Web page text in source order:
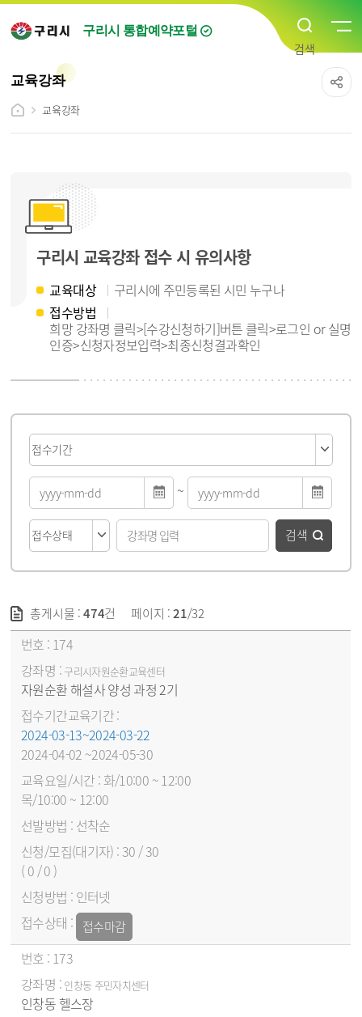
구리시 통합예약포털
교육강좌
교육강좌
구리시 교육강좌 접수 시 유의사항
교육대상
구리시에 주민등록된 시민 누구나
접수방법
희망 강좌명 클릭>[수강신청하기]버튼 클릭>로그인 or 실명
인증>신청자정보입력>최종신청결과확인
게시물 검색
~
검색
총게시물 :474건 페이지 :21/32
174
구리시자원순환교육센터
자원순환 해설사 양성 과정 2기
2024-03-13~2024-03-22
2024-04-02 ~2024-05-30
화/10:00 ~ 12:00
목/10:00 ~ 12:00
선착순
30 / 30
( 0 / 0 )
인터넷
접수마감
173
인창동 주민자치센터
인창동 헬스장